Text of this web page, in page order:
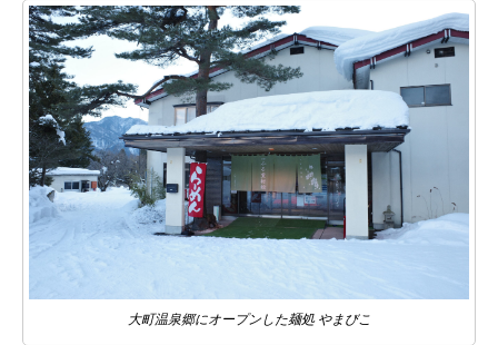
大町温泉郷にオープンした麺処 やまびこ